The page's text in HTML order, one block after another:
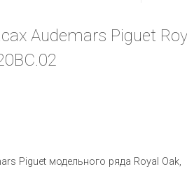
Audemars Piguet
Piguet модельного ряда Royal Oak,